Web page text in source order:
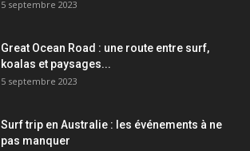
5 septembre 2023
Great Ocean Road : une route entre surf,
koalas et paysages...
5 septembre 2023
Surf trip en Australie : les événements à ne
pas manquer